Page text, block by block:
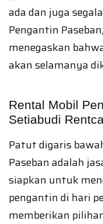
ada dan juga
Pengantin
menegaskan
akan selamanya
Rental Mobil
Setiabudi
Patut digaris
Paseban adalah
siapkan untuk
pengantin di hari
memberikan